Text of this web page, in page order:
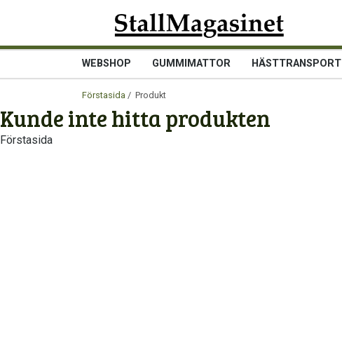
WEBSHOP GUMMIMATTOR HÄSTTRANSPORT
Förstasida / Produkt
Kunde inte hitta produkten
Förstasida